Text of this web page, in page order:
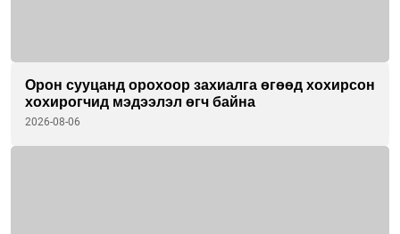
Орон сууцанд орохоор захиалга өгөөд хохирсон
хохирогчид мэдээлэл өгч байна
2026-08-06